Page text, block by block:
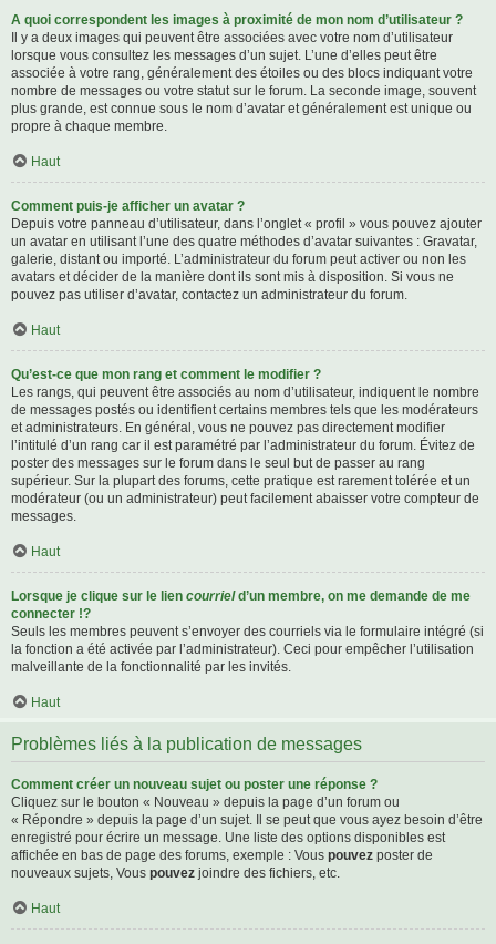
A quoi correspondent les images à proximité de mon nom d’utilisateur ?
Il y a deux images qui peuvent être associées avec votre nom d’utilisateur
lorsque vous consultez les messages d’un sujet. L’une d’elles peut être
associée à votre rang, généralement des étoiles ou des blocs indiquant votre
nombre de messages ou votre statut sur le forum. La seconde image, souvent
plus grande, est connue sous le nom d’avatar et généralement est unique ou
propre à chaque membre.
Haut
Comment puis-je afficher un avatar ?
Depuis votre panneau d’utilisateur, dans l’onglet « profil » vous pouvez ajouter
un avatar en utilisant l’une des quatre méthodes d’avatar suivantes : Gravatar,
galerie, distant ou importé. L’administrateur du forum peut activer ou non les
avatars et décider de la manière dont ils sont mis à disposition. Si vous ne
pouvez pas utiliser d’avatar, contactez un administrateur du forum.
Haut
Qu’est-ce que mon rang et comment le modifier ?
Les rangs, qui peuvent être associés au nom d’utilisateur, indiquent le nombre
de messages postés ou identifient certains membres tels que les modérateurs
et administrateurs. En général, vous ne pouvez pas directement modifier
l’intitulé d’un rang car il est paramétré par l’administrateur du forum. Évitez de
poster des messages sur le forum dans le seul but de passer au rang
supérieur. Sur la plupart des forums, cette pratique est rarement tolérée et un
modérateur (ou un administrateur) peut facilement abaisser votre compteur de
messages.
Haut
Lorsque je clique sur le lien courrield’un membre, on me demande de me
connecter !?
Seuls les membres peuvent s’envoyer des courriels via le formulaire intégré (si
la fonction a été activée par l’administrateur). Ceci pour empêcher l’utilisation
malveillante de la fonctionnalité par les invités.
Haut
Problèmes liés à la publication de messages
Comment créer un nouveau sujet ou poster une réponse ?
Cliquez sur le bouton « Nouveau » depuis la page d’un forum ou
« Répondre » depuis la page d’un sujet. Il se peut que vous ayez besoin d’être
enregistré pour écrire un message. Une liste des options disponibles est
affichée en bas de page des forums, exemple : Vous pouvez poster de
nouveaux sujets, Vous pouvez joindre des fichiers, etc.
Haut